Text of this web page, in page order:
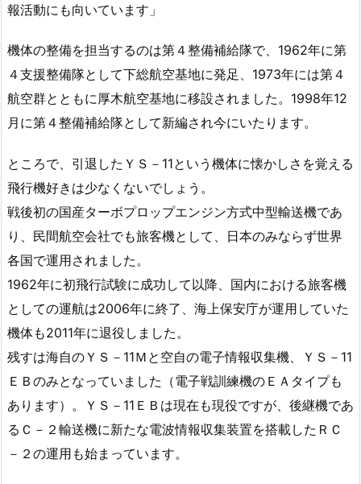
報活動にも向いています」
機体の整備を担当するのは第４整備補給隊で、1962年に第
４支援整備隊として下総航空基地に発足、1973年には第４
航空群とともに厚木航空基地に移設されました。1998年12
月に第４整備補給隊として新編され今にいたります。
ところで、引退したＹＳ－11という機体に懐かしさを覚える
飛行機好きは少なくないでしょう。
戦後初の国産ターボプロップエンジン方式中型輸送機であ
り、民間航空会社でも旅客機として、日本のみならず世界
各国で運用されました。
1962年に初飛行試験に成功して以降、国内における旅客機
としての運航は2006年に終了、海上保安庁が運用していた
機体も2011年に退役しました。
残すは海自のＹＳ－11Ｍと空自の電子情報収集機、ＹＳ－11
ＥＢのみとなっていました（電子戦訓練機のＥＡタイプも
あります）。ＹＳ－11ＥＢは現在も現役ですが、後継機であ
るＣ－２輸送機に新たな電波情報収集装置を搭載したＲＣ
－２の運用も始まっています。